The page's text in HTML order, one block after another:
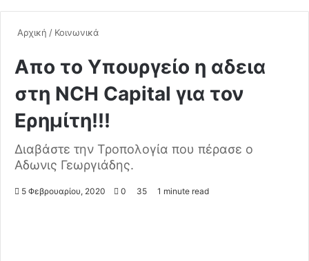
Αρχική / Κοινωνικά
Απο το Υπουργείο η αδεια
στη NCH Capital για τον
Ερημίτη!!!
Διαβάστε την Τροπολογία που πέρασε ο
Αδωνις Γεωργιάδης.
5 Φεβρουαρίου, 2020 0 35 1 minute read